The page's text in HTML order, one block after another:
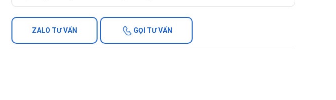
ZALO TƯ VẤN GỌI TƯ VẤN